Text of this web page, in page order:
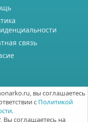
связь
вы соглашаетесь
с Политикой
Вы соглашаетесь на